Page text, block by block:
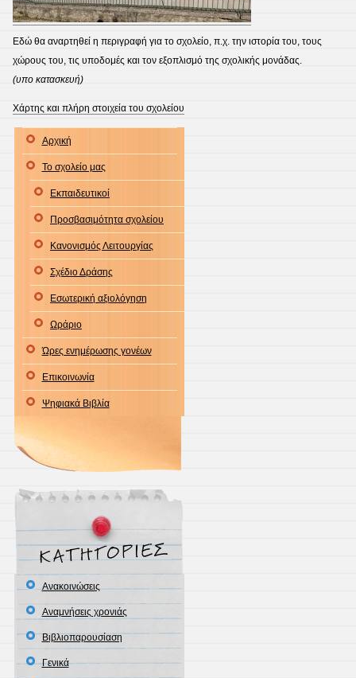
Εδώ θα αναρτηθεί η περιγραφή για το σχολείο, π.χ. την ιστορία του, τους
χώρους του, τις υποδομές και τον εξοπλισμό της σχολικής μονάδας.
(υπο κατασκευή)
Χάρτης και πλήρη στοιχεία του σχολείου
Αρχική
Το σχολείο μας
Εκπαιδευτικοί
Προσβασιμότητα σχολείου
Κανονισμός Λειτουργίας
Σχέδιο Δράσης
Εσωτερική αξιολόγηση
Ωράριο
Ώρες ενημέρωσης γονέων
Επικοινωνία
Ψηφιακά Βιβλία
Ανακοινώσεις
Αναμνήσεις χρονιάς
Βιβλιοπαρουσίαση
Γενικά